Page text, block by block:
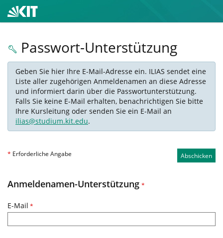
Passwort-Unterstützung
Geben Sie hier Ihre E-Mail-Adresse ein. ILIAS sendet eine
Liste aller zugehörigen Anmeldenamen an diese Adresse
und informiert darin über die Passwortunterstützung.
Falls Sie keine E-Mail erhalten, benachrichtigen Sie bitte
Ihre Kursleitung oder senden Sie ein E-Mail an
ilias@studium.kit.edu.
Abschicken
* Erforderliche Angabe
Anmeldenamen-Unterstützung *
E-Mail *